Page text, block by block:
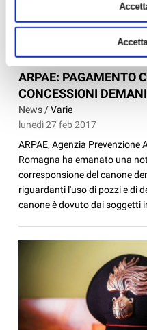
ARPAE: PAGAMENTO
CONCESSIONI
News /Varie
lunedì 27 feb 2017
ARPAE, Agenzia Prevenzione
Romagna ha emanato una
corresponsione del canone
riguardanti l'uso di pozzi e di
canone è dovuto dai soggetti